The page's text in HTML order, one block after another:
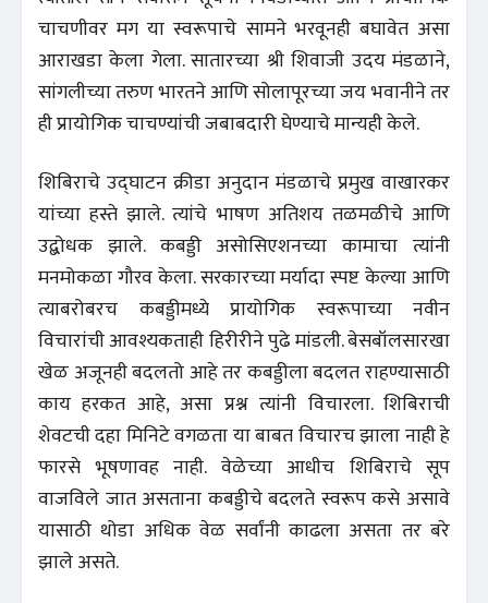
चाचणीवर मग या स्वरूपाचे सामने भरवूनही बघावेत असा
आराखडा केला गेला. सातारच्या श्री शिवाजी उदय मंडळाने,
सांगलीच्या तरुण भारतने आणि सोलापूरच्या जय भवानीने तर
ही प्रायोगिक चाचण्यांची जबाबदारी घेण्याचे मान्यही केले.
शिबिराचे उद्घाटन क्रीडा अनुदान मंडळाचे प्रमुख वाखारकर
यांच्या हस्ते झाले. त्यांचे भाषण अतिशय तळमळीचे आणि
उद्बोधक झाले. कबड्डी असोसिएशनच्या कामाचा त्यांनी
मनमोकळा गौरव केला. सरकारच्या मर्यादा स्पष्ट केल्या आणि
त्याबरोबरच कबड्डीमध्ये प्रायोगिक स्वरूपाच्या नवीन
विचारांची आवश्यकताही हिरीरीने पुढे मांडली. बेसबॉलसारखा
खेळ अजूनही बदलतो आहे तर कबड्डीला बदलत राहण्यासाठी
काय हरकत आहे, असा प्रश्न त्यांनी विचारला. शिबिराची
शेवटची दहा मिनिटे वगळता या बाबत विचारच झाला नाही हे
फारसे भूषणावह नाही. वेळेच्या आधीच शिबिराचे सूप
वाजविले जात असताना कबड्डीचे बदलते स्वरूप कसे असावे
यासाठी थोडा अधिक वेळ सर्वांनी काढला असता तर बरे
झाले असते.